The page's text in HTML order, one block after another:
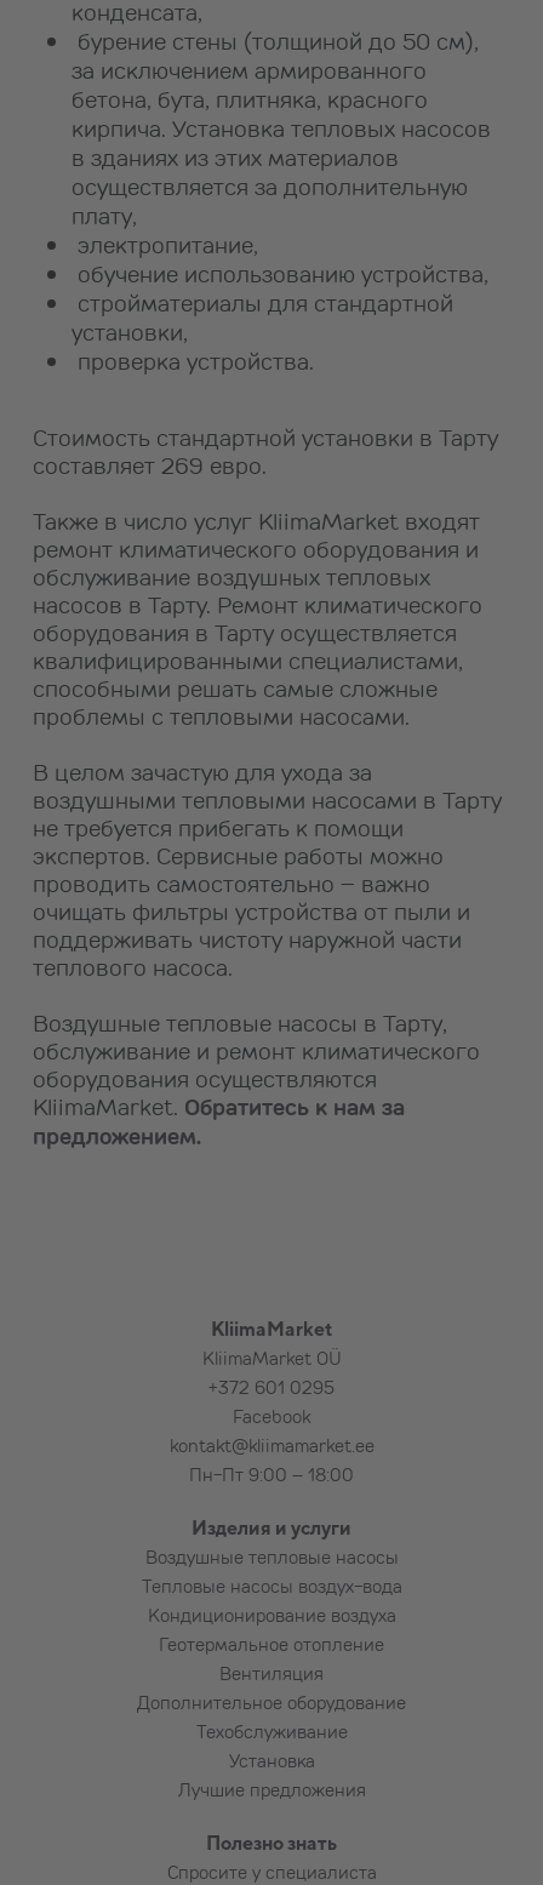
конденсата,
бурение стены (толщиной до 50 см),
за исключением армированного
бетона, бута, плитняка, красного
кирпича. Установка тепловых насосов
в зданиях из этих материалов
осуществляется за дополнительную
плату,
электропитание,
обучение использованию устройства,
стройматериалы для стандартной
установки,
проверка устройства.
Стоимость стандартной установки в Тарту
составляет 269 евро.
Также в число услуг KliimaMarket входят
ремонт климатического оборудования и
обслуживание воздушных тепловых
насосов в Тарту. Ремонт климатического
оборудования в Тарту осуществляется
квалифицированными специалистами,
способными решать самые сложные
проблемы с тепловыми насосами.
В целом зачастую для ухода за
воздушными тепловыми насосами в Тарту
не требуется прибегать к помощи
экспертов. Сервисные работы можно
проводить самостоятельно – важно
очищать фильтры устройства от пыли и
поддерживать чистоту наружной части
теплового насоса.
Воздушные тепловые насосы в Тарту,
обслуживание и ремонт климатического
оборудования осуществляются
KliimaMarket. Обратитесь к нам за
предложением.
KliimaMarket
KliimaMarket OÜ
+372 601 0295
Facebook
kontakt@kliimamarket.ee
Пн-Пт 9:00 – 18:00
Изделия и услуги
Воздушные тепловые насосы
Тепловые насосы воздух-вода
Кондиционирование воздуха
Геотермальное отопление
Вентиляция
Дополнительное оборудование
Техобслуживание
Установка
Лучшие предложения
Полезно знать
Спросите у специалиста